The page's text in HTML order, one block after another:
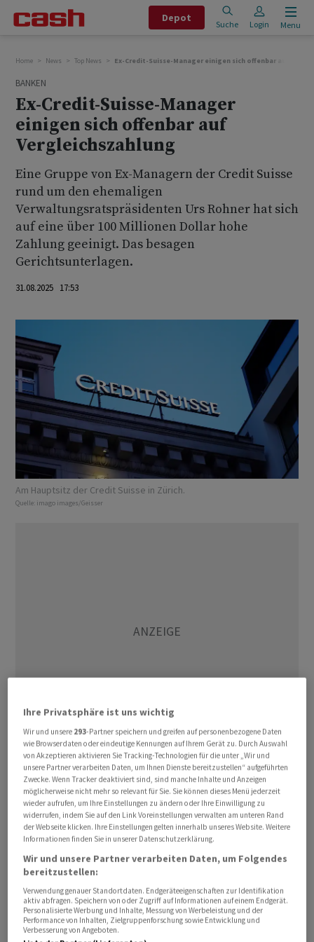
Depot
Suche Login Menu
Home News Top News Ex-Credit-Suisse-Manager einigen sich offenbar auf
BANKEN
Ex-Credit-Suisse-Manager
einigen sich offenbar auf
Vergleichszahlung
Eine Gruppe von Ex-Managern der Credit Suisse
rund um den ehemaligen
Verwaltungsratspräsidenten Urs Rohner hat sich
auf eine über 100 Millionen Dollar hohe
Zahlung geeinigt. Das besagen
Gerichtsunterlagen.
31.08.2025 17:53
Am Hauptsitz der Credit Suisse in Zürich.
Quelle: imago images/Geisser
Eine Gruppe von Ex-Managern der Credit Suisse rund
um den früheren Verwaltungsratspräsidenten Urs
Rohner hat sich in den USA auf eine Zahlung von 115
Millionen US-Dollar zur Beilegung einer Sammelklage
geeinigt.
Das geht aus Gerichtsunterlagen hervor, welche über
sind allerdings über die Organhaftpflichtversicherung
versichert, und das Geld fliesst an die Grossbank.
Ihre Privatsphäre ist uns wichtig
Wir und unsere 293-Partner speichern und greifen auf personenbezogene Daten
wie Browserdaten oder eindeutige Kennungen auf Ihrem Gerät zu. Durch Auswahl
von Akzeptieren aktivieren Sie Tracking-Technologien für die unter „Wir und
unsere Partner verarbeiten Daten, um Ihnen Dienste bereitzustellen“ aufgeführten
Zwecke. Wenn Tracker deaktiviert sind, sind manche Inhalte und Anzeigen
möglicherweise nicht mehr so relevant für Sie. Sie können dieses Menü jederzeit
wieder aufrufen, um Ihre Einstellungen zu ändern oder Ihre Einwilligung zu
widerrufen, indem Sie auf den Link Voreinstellungen verwalten am unteren Rand
der Webseite klicken. Ihre Einstellungen gelten innerhalb unseres Website. Weitere
Informationen finden Sie in unserer Datenschutzerklärung.
Wir und unsere Partner verarbeiten Daten, um Folgendes
bereitzustellen:
Verwendung genauer Standortdaten. Endgeräteeigenschaften zur Identifikation
aktiv abfragen. Speichern von oder Zugriff auf Informationen auf einem Endgerät.
Personalisierte Werbung und Inhalte, Messung von Werbeleistung und der
Performance von Inhalten, Zielgruppenforschung sowie Entwicklung und
Verbesserung von Angeboten.